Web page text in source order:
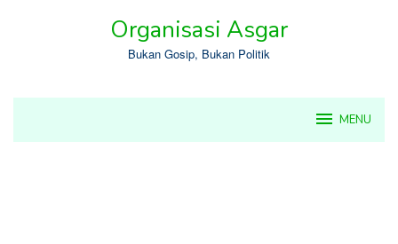
Organisasi Asgar
Bukan Gosip, Bukan Politik
MENU